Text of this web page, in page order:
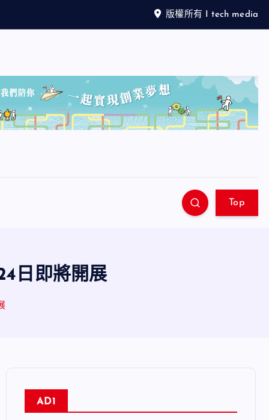
版權所有 I tech media
Top
日即將開展
AD1